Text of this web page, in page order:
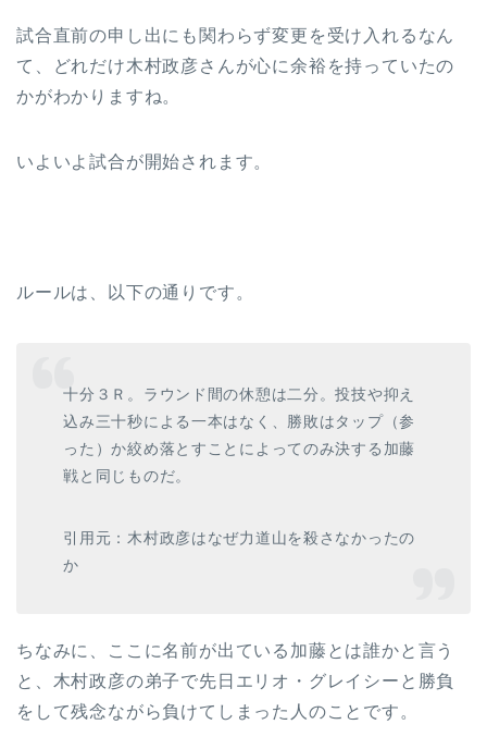
試合直前の申し出にも関わらず変更を受け入れるなん
て、どれだけ木村政彦さんが心に余裕を持っていたの
かがわかりますね。
いよいよ試合が開始されます。
ルールは、以下の通りです。
十分３Ｒ。ラウンド間の休憩は二分。投技や抑え
込み三十秒による一本はなく、勝敗はタップ（参
った）か絞め落とすことによってのみ決する加藤
戦と同じものだ。
引用元：木村政彦はなぜ力道山を殺さなかったの
か
ちなみに、ここに名前が出ている加藤とは誰かと言う
と、木村政彦の弟子で先日エリオ・グレイシーと勝負
をして残念ながら負けてしまった人のことです。